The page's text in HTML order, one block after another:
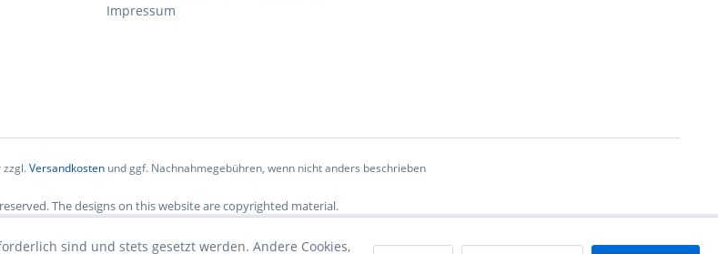
Impressum
zzgl.Versandkostenund ggf. Nachnahmegebühren, wenn nicht anders beschrieben
The designs on this website are copyrighted material.
sind und stets gesetzt werden. Andere Cookies,